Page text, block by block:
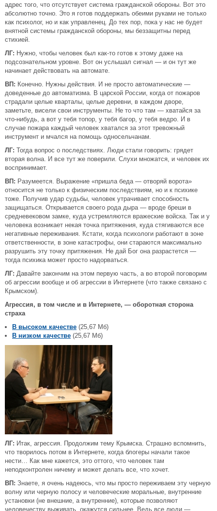
адрес того, что отсутствует система гражданской обороны. Вот это
абсолютно точно. Это я готов поддержать обеими руками не только
как психолог, но и как управленец. До тех пор, пока у нас не будет
внятной системы гражданской обороны, мы беззащитны перед
стихией.
ЛГ: Нужно, чтобы человек был как-то готов к этому даже на
подсознательном уровне. Вот он услышал сигнал — и он тут же
начинает действовать на автомате.
ВП: Конечно. Нужны действия. И не просто автоматические —
доведенные до автоматизма. В царской России, когда от пожаров
страдали целые кварталы, целые деревни, в каждом дворе,
заметьте, висели свои инструменты. Не то что там — хватайся за
что-нибудь, а вот у тебя топор, у тебя багор, у тебя ведро. И в
случае пожара каждый человек хватался за этот тревожный
инструмент и мчался на помощь односельчанам.
ЛГ: Тогда вопрос о последствиях. Люди стали говорить: грядет
вторая волна. И все тут же поверили. Слухи множатся, и человек их
воспринимает.
ВП: Разумеется. Выражение «пришла беда — отворяй ворота»
относится не только к физическим последствиям, но и к психике
тоже. Получив удар судьбы, человек утрачивает способность
защищаться. Открывается своего рода дыра — вроде бреши в
средневековом замке, куда устремляются вражеские войска. Так и у
человека возникает некая точка притяжения, куда стягиваются все
негативные переживания. Кстати, когда психологи работают в зоне
ответственности, в зоне катастрофы, они стараются максимально
разрушить эту точку притяжения. Не дай Бог она разрастется —
тогда психика может просто надорваться.
ЛГ: Давайте закончим на этом первую часть, а во второй поговорим
об агрессии вообще и об агрессии в Интернете (что также связано с
Крымском).
Агрессия, в том числе и в Интернете, — оборотная сторона
страха
В высоком качестве (25,67 Мб)
В низком качестве (25,67 Мб)
ЛГ: Итак, агрессия. Продолжим тему Крымска. Страшно вспомнить,
что творилось потом в Интернете, когда блогеры начали такое
нести… Как мне кажется, это оттого, что человек там
неподконтролен ничему и может делать все, что хочет.
ВП: Знаете, я очень надеюсь, что мы просто переживаем эту черную
волну или черную полосу и человеческие моральные, внутренние
установки (не внешние, а внутренние), которые позволяют
человечеству выживать, окажутся сильнее. Ведь все люди —